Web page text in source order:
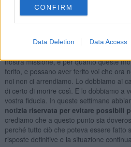
CONFIRM
Data Deletion Data Access
"Per noi di IHP - concludono
benessere del cavallo il pilastro della
continuare a lottarefinché chiarezza,
nostra missione, e per quanto queste
ferito, e possano aver ferito voi che ora
noi non ci arrendiamo. Lo dobbiamo ai
di certo di morire così. E lo dobbiamo a
vostra fiducia. In queste settimane
notizia riservata per evitare possibili
crediamo che a questo punto sia
perché tutto ciò che poteva essere fatto
risposte definitive e la situazione